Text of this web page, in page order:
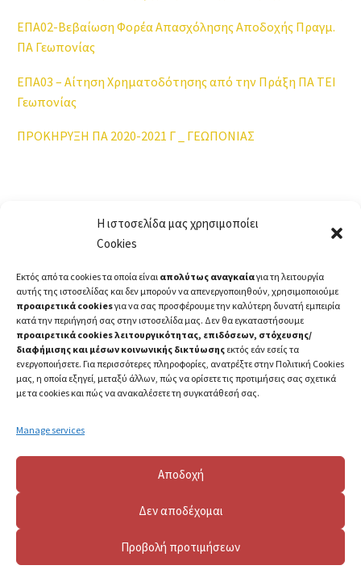
Η ιστοσελίδα μας χρησιμοποίει
Cookies
Εκτός από τα cookies τα οποία είναι απολύτως αναγκαίαγια τη λειτουργία
αυτής της ιστοσελίδας και δεν μπορούν να απενεργοποιηθούν, χρησιμοποιούμε
προαιρετικά cookiesγια να σας προσφέρουμε την καλύτερη δυνατή εμπειρία
κατά την περιήγησή σας στην ιστοσελίδα μας. Δεν θα εγκαταστήσουμε
προαιρετικά cookies λειτουργικότητας, επιδόσεων, στόχευσης/
διαφήμισης και μέσων κοινωνικής δικτύωσης εκτός εάν εσείς τα
ενεργοποιήσετε. Για περισσότερες πληροφορίες, ανατρέξτε στην Πολιτική Cookies
μας, η οποία εξηγεί, μεταξύ άλλων, πώς να ορίσετε τις προτιμήσεις σας σχετικά
με τα cookies και πώς να ανακαλέσετε τη συγκατάθεσή σας.
Manage services
Αποδοχή
Δεν αποδέχομαι
Προβολή προτιμήσεων
EΠΑ02-Βεβαίωση Φορέα Απασχόλησης Αποδοχής Πραγμ.
ΠΑ Γεωπονίας
EΠΑ03 – Αίτηση Χρηματοδότησης από την Πράξη ΠΑ ΤΕΙ
Γεωπονίας
ΠΡΟΚΗΡΥΞΗ ΠΑ 2020-2021 Γ _ ΓΕΩΠΟΝΙΑΣ
2023 ©Πανεπιστήμιο Πατρών